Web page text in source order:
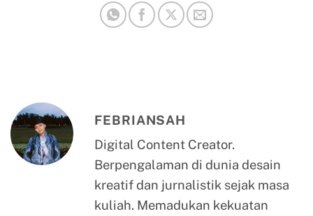
FEBRIANSAH
Digital Content Creator.
Berpengalaman di dunia desain
kreatif dan jurnalistik sejak masa
kuliah. Memadukan kekuatan